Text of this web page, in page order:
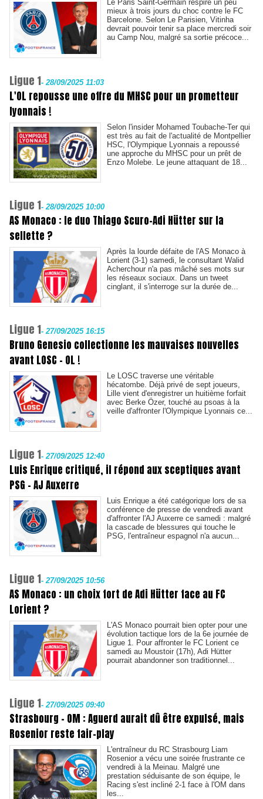
Le Paris Saint-Germain respire un peu
mieux à trois jours du choc contre le FC
Barcelone. Selon Le Parisien, Vitinha
devrait pouvoir tenir sa place mercredi soir
au Camp Nou, malgré sa sortie précoce...
Ligue 1- 28/09/2025 11:03
L'OL repousse une offre du MHSC pour un prometteur
lyonnais !
Selon l'insider Mohamed Toubache-Ter qui
est très au fait de l'actualité de Montpellier
HSC, l'Olympique Lyonnais a repoussé
une approche du MHSC pour un prêt de
Enzo Molebe. Le jeune attaquant de 18...
Ligue 1- 28/09/2025 10:00
AS Monaco : le duo Thiago Scuro-Adi Hütter sur la
sellette ?
Après la lourde défaite de l'AS Monaco à
Lorient (3-1) samedi, le consultant Walid
Acherchour n'a pas mâché ses mots sur
les réseaux sociaux. Dans un tweet
cinglant, il s'interroge sur la durée de...
Ligue 1- 27/09/2025 16:15
Bruno Genesio collectionne les mauvaises nouvelles
avant LOSC - OL !
Le LOSC traverse une véritable
hécatombe. Déjà privé de sept joueurs,
Lille vient d'enregistrer un huitième forfait
avec Berke Özer, touché au psoas à la
veille d'affronter l'Olympique Lyonnais ce...
Ligue 1- 27/09/2025 12:40
Luis Enrique critiqué, il répond aux sceptiques avant
PSG - AJ Auxerre
Luis Enrique a été catégorique lors de sa
conférence de presse de vendredi avant
d'affronter l'AJ Auxerre ce samedi : malgré
la cascade de blessures qui touche le
PSG, l'entraîneur espagnol n'a aucun...
Ligue 1- 27/09/2025 10:56
AS Monaco : un choix fort de Adi Hütter face au FC
Lorient ?
L'AS Monaco pourrait bien opter pour une
évolution tactique lors de la 6e journée de
Ligue 1. Pour affronter le FC Lorient ce
samedi au Moustoir (17h), Adi Hütter
pourrait abandonner son traditionnel...
Ligue 1- 27/09/2025 09:40
Strasbourg - OM : Aguerd aurait dû être expulsé, mais
Rosenior reste fair-play
L'entraîneur du RC Strasbourg Liam
Rosenior a vécu une soirée frustrante ce
vendredi à la Meinau. Malgré une
prestation séduisante de son équipe, le
Racing s'est incliné 2-1 face à l'OM dans
les...